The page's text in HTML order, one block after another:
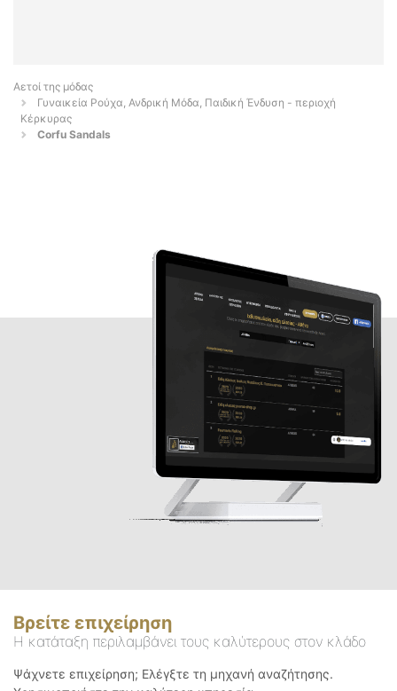
Αετοί της μόδας
Γυναικεία Ρούχα, Ανδρική Μόδα, Παιδική Ένδυση - περιοχή
Κέρκυρας
Corfu Sandals
Βρείτε επιχείρηση
Η κατάταξη περιλαμβάνει τους καλύτερους στον κλάδο
Ψάχνετε επιχείρηση; Ελέγξτε τη μηχανή αναζήτησης.